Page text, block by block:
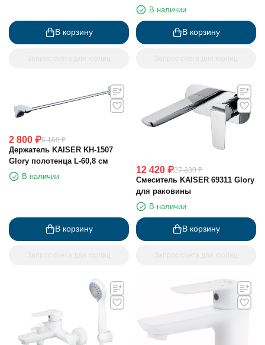
В корзину
В наличии
В корзину
2 800 ₽6 160 ₽
Держатель KAISER KH-1507
Glory полотенца L-60,8 см
В наличии
В корзину
12 420 ₽27 330 ₽
Смеситель KAISER 69311 Glory
для раковины
В наличии
В корзину